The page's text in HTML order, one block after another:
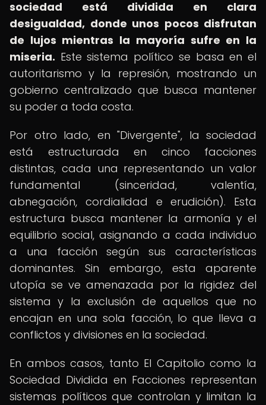
sociedad está dividida en clara
desigualdad, donde unos pocos disfrutan
de lujos mientras la mayoría sufre en la
miseria. Este sistema político se basa en el
autoritarismo y la represión, mostrando un
gobierno centralizado que busca mantener
su poder a toda costa.
Por otro lado, en "Divergente", la sociedad
está estructurada en cinco facciones
distintas, cada una representando un valor
fundamental (sinceridad, valentía,
abnegación, cordialidad e erudición). Esta
estructura busca mantener la armonía y el
equilibrio social, asignando a cada individuo
a una facción según sus características
dominantes. Sin embargo, esta aparente
utopía se ve amenazada por la rigidez del
sistema y la exclusión de aquellos que no
encajan en una sola facción, lo que lleva a
conflictos y divisiones en la sociedad.
En ambos casos, tanto El Capitolio como la
Sociedad Dividida en Facciones representan
sistemas políticos que controlan y limitan la